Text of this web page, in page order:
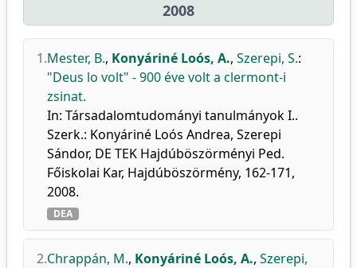
2008
1.Mester, B., Konyáriné Loós, A., Szerepi, S.:
"Deus lo volt" - 900 éve volt a clermont-i
zsinat.
In: Társadalomtudományi tanulmányok I..
Szerk.: Konyáriné Loós Andrea, Szerepi
Sándor, DE TEK Hajdúböszörményi Ped.
Főiskolai Kar, Hajdúböszörmény, 162-171,
2008.
DEA
2.Chrappán, M., Konyáriné Loós, A., Szerepi,